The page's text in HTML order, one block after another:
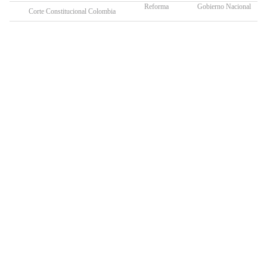
Corte Constitucional Colombia
Reforma Gobierno Nacional